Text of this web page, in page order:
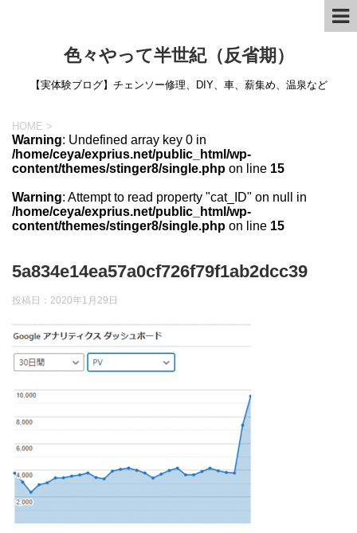
色々やって半世紀（反省期）
【実体験ブログ】チェンソー修理、DIY、車、薪集め、温泉など
HOME >
Warning: Undefined array key 0 in
/home/ceya/exprius.net/public_html/wp-
content/themes/stinger8/single.php on line 15
Warning: Attempt to read property "cat_ID" on null in
/home/ceya/exprius.net/public_html/wp-
content/themes/stinger8/single.php on line 15
5a834e14ea57a0cf726f79f1ab2dcc39
投稿日： 2020年1月29日